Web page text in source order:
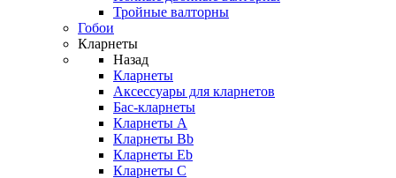
Тройные валторны
Гобои
Кларнеты
Назад
Кларнеты
Аксессуары для кларнетов
Бас-кларнеты
Кларнеты A
Кларнеты Bb
Кларнеты Eb
Кларнеты С